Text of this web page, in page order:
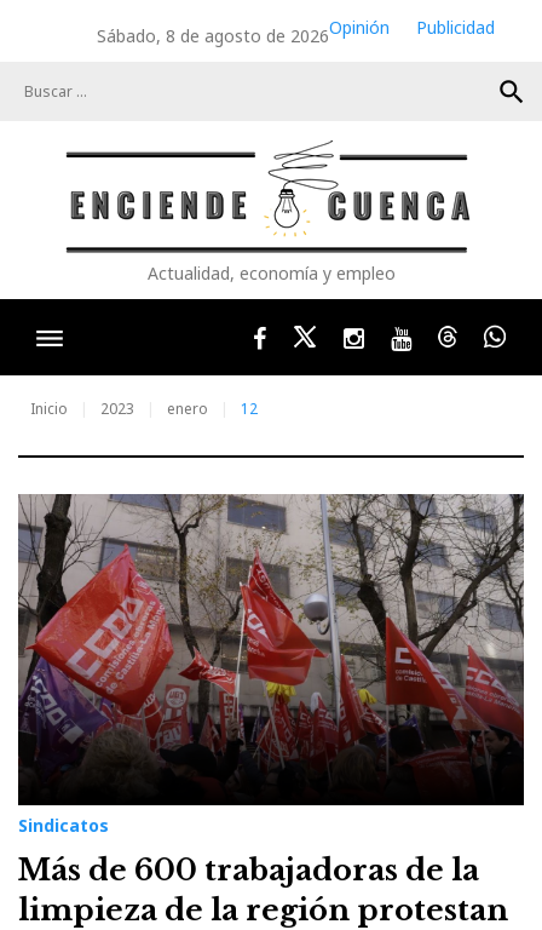
Sábado, 8 de agosto de 2026Opinión
Publicidad
search
Actualidad, economía y empleo
FacebookTwitterInstagram
YoutubeThreads
Inicio 2023 enero 12
Día:
12
de
enero
de
2023
Sindicatos
Más de 600 trabajadoras de la
limpieza de la región protestan